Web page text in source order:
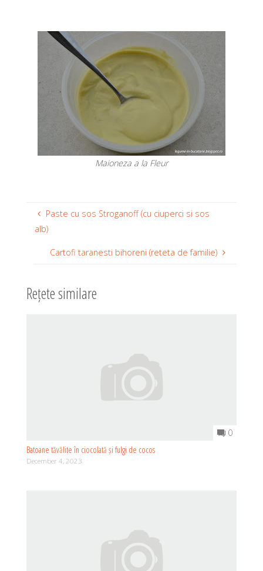
Maioneza a la Fleur
Paste cu sos Stroganoff (cu ciuperci si sos
alb)
Cartofi taranesti bihoreni (reteta de familie)
Rețete similare
0
Batoane tăvălite în ciocolată și fulgi de cocos
December 4, 2023